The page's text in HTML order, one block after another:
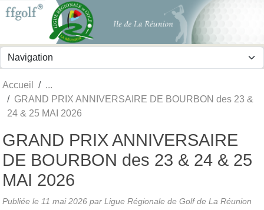
Accueil
GRAND PRIX ANNIVERSAIRE DE BOURBON des 23 &
24 & 25 MAI 2026
GRAND PRIX ANNIVERSAIRE
DE BOURBON des 23 & 24 & 25
MAI 2026
Publiée le 11 mai 2026 par Ligue Régionale de Golf de La Réunion
Panneau de gestion des cookies